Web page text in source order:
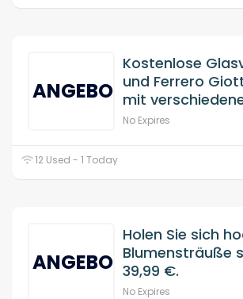
ANGEBOT
Kostenlose
und Ferrero
mit
No Expires
12 Used - 1 Today
ANGEBOT
Holen Sie sich
Blumensträuße
39,99 €.
No Expires